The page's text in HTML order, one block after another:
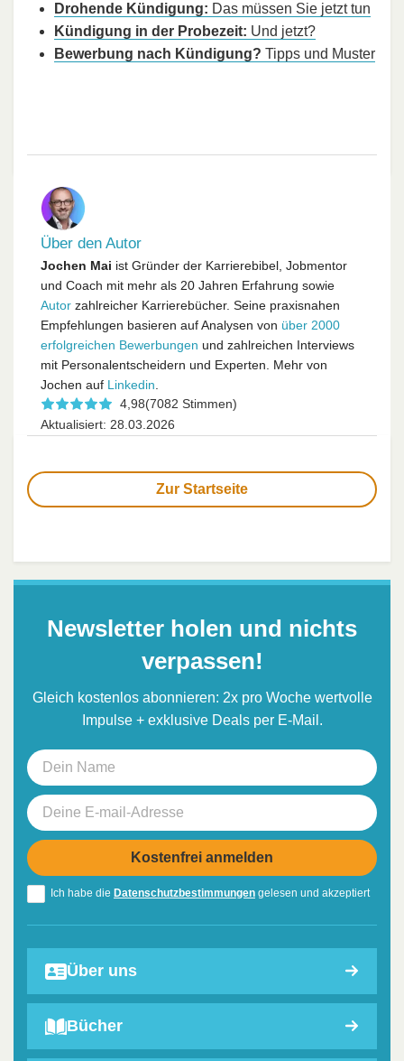
Drohende Kündigung: Das müssen Sie jetzt tun
Kündigung in der Probezeit: Und jetzt?
Bewerbung nach Kündigung? Tipps und Muster
Über den Autor
Jochen Mai ist Gründer der Karrierebibel, Jobmentor
und Coach mit mehr als 20 Jahren Erfahrung sowie
Autor zahlreicher Karrierebücher. Seine praxisnahen
Empfehlungen basieren auf Analysen von über 2000
erfolgreichen Bewerbungen und zahlreichen Interviews
mit Personalentscheidern und Experten. Mehr von
Jochen auf Linkedin.
4,98(7082 Stimmen)
Aktualisiert: 28.03.2026
Zur Startseite
Newsletter holen und nichts
verpassen!
Gleich kostenlos abonnieren: 2x pro Woche wertvolle
Impulse + exklusive Deals per E-Mail.
Ich habe die Datenschutzbestimmungen gelesen und akzeptiert
Über uns
Bücher